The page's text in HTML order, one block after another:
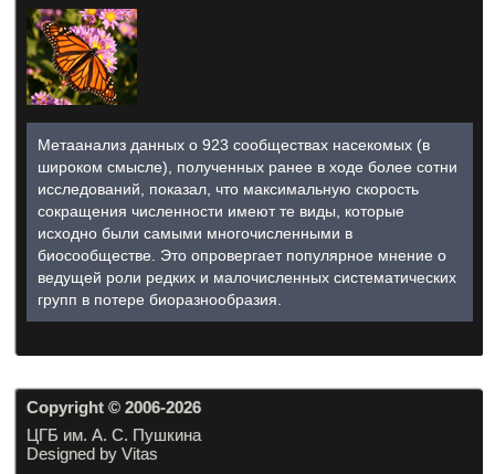
Метаанализ данных о 923 сообществах насекомых (в
широком смысле), полученных ранее в ходе более сотни
исследований, показал, что максимальную скорость
сокращения численности имеют те виды, которые
исходно были самыми многочисленными в
биосообществе. Это опровергает популярное мнение о
ведущей роли редких и малочисленных систематических
групп в потере биоразнообразия.
Copyright © 2006-2026
ЦГБ им. А. С. Пушкина
Designed by Vitas